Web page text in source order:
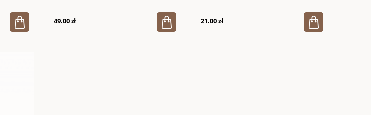
49,00 zł 21,00 zł